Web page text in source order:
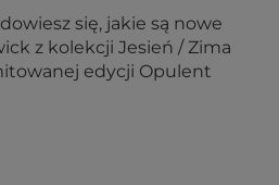
się, jakie są nowe
z kolekcji Jesień / Zima
edycji Opulent